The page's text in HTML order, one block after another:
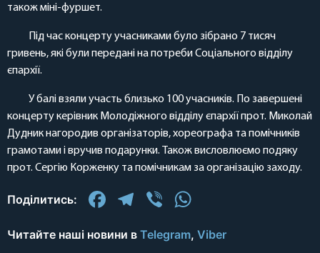
також міні-фуршет.
Під час концерту учасниками було зібрано 7 тисяч
гривень, які були передані на потреби Соціального відділу
єпархії.
У балі взяли участь близько 100 учасників. По завершені
концерту керівник Молодіжного відділу єпархії прот. Миколай
Дудник нагородив організаторів, хореографа та помічників
грамотами і вручив подарунки. Також висловлюємо подяку
прот. Сергію Корженку та помічникам за організацію заходу.
Поділитись: Facebook
Telegram
Viber
Читайте наші новини в Telegram, Viber